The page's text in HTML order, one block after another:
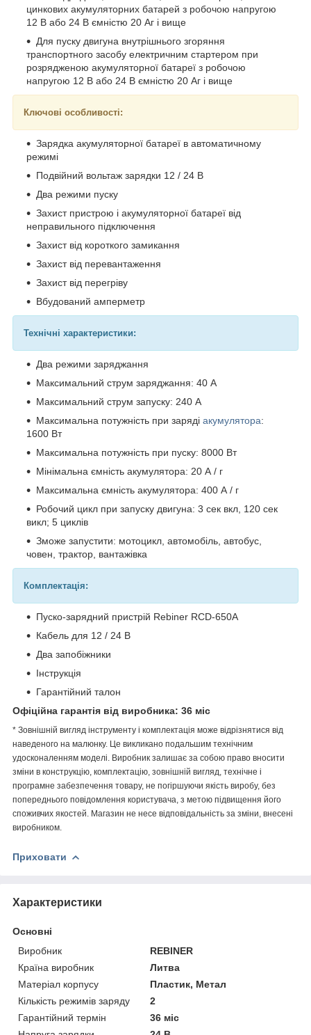
цинкових акумуляторних батарей з робочою напругою
12 В або 24 В ємністю 20 Аг і вище
Для пуску двигуна внутрішнього згоряння
транспортного засобу електричним стартером при
розрядженою акумуляторної батареї з робочою
напругою 12 В або 24 В ємністю 20 Аг і вище
Ключові особливості:
Зарядка акумуляторної батареї в автоматичному
режимі
Подвійний вольтаж зарядки 12 / 24 В
Два режими пуску
Захист пристрою і акумуляторної батареї від
неправильного підключення
Захист від короткого замикання
Захист від перевантаження
Захист від перегріву
Вбудований амперметр
Технічні характеристики:
Два режими заряджання
Максимальний струм заряджання: 40 А
Максимальний струм запуску: 240 А
Максимальна потужність при заряді акумулятора:
1600 Вт
Максимальна потужність при пуску: 8000 Вт
Мінімальна ємність акумулятора: 20 А / г
Максимальна ємність акумулятора: 400 А / г
Робочий цикл при запуску двигуна: 3 сек вкл, 120 сек
викл; 5 циклів
Зможе запустити: мотоцикл, автомобіль, автобус,
човен, трактор, вантажівка
Комплектація:
Пуско-зарядний пристрій Rebiner RCD-650A
Кабель для 12 / 24 В
Два запобіжники
Інструкція
Гарантійний талон
Офіційна гарантія від виробника: 36 міс
* Зовнішній вигляд інструменту і комплектація може відрізнятися від
наведеного на малюнку. Це викликано подальшим технічним
удосконаленням моделі. Виробник залишає за собою право вносити
зміни в конструкцію, комплектацію, зовнішній вигляд, технічне і
програмне забезпечення товару, не погіршуючи якість виробу, без
попереднього повідомлення користувача, з метою підвищення його
споживчих якостей. Магазин не несе відповідальність за зміни, внесені
виробником.
Приховати
Характеристики
Основні
Виробник
REBINER
Країна виробник
Литва
Матеріал корпусу
Пластик, Метал
Кількість режимів заряду
2
Гарантійний термін
36 міс